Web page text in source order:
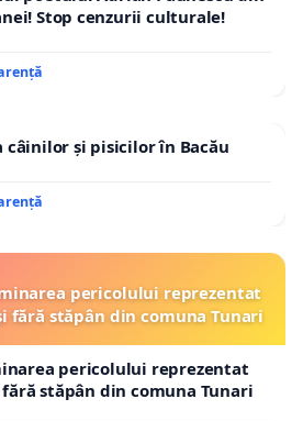
Stop cenzurii culturale!
și pisicilor în Bacău
pericolului reprezentat
fără stăpân din comuna Tunari
pericolului reprezentat
stăpân din comuna Tunari